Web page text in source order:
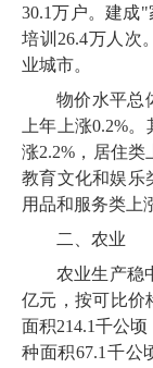
30.1万户。建成"
培训 26.4万人次
业城市。
物价水平总
上年上涨0.2%。
涨2.2%，居住类
教育文化和娱乐
用品和服务类上
二、农业
农业生产稳
亿元，按可比价
面积214.1千公顷
种面积67.1 千公